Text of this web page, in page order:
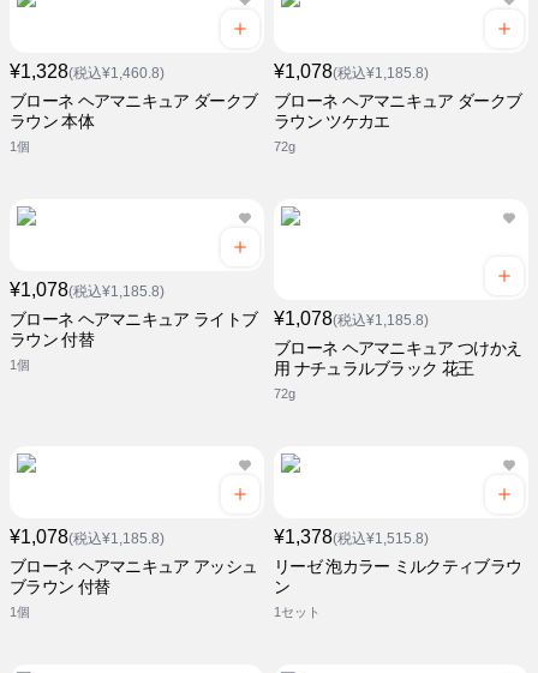
¥1,328(税込¥1,460.8)
ブローネ ヘアマニキュア ダークブ
ラウン 本体
1個
¥1,078(税込¥1,185.8)
ブローネ ヘアマニキュア ダークブ
ラウン ツケカエ
72g
¥1,078(税込¥1,185.8)
ブローネ ヘアマニキュア ライトブ
ラウン 付替
1個
¥1,078(税込¥1,185.8)
ブローネ ヘアマニキュア つけかえ
用 ナチュラルブラック 花王
72g
¥1,078(税込¥1,185.8)
ブローネ ヘアマニキュア アッシュ
ブラウン 付替
1個
¥1,378(税込¥1,515.8)
リーゼ 泡カラー ミルクティブラウ
ン
1セット